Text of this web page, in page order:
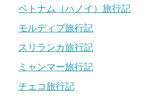
ベトナム（ハノイ）旅行記
モルディブ旅行記
スリランカ旅行記
ミャンマー旅行記
チェコ旅行記